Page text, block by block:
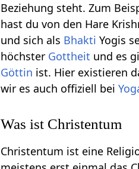
Beziehung steht. Zum
hast du von den Hare
und sich als Bhakti Yogis
höchster Gottheit und es
Göttin ist. Hier existieren
wir es auch offiziell bei
Was ist Christentum
Christentum ist eine